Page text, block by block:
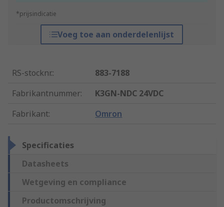
*prijsindicatie
Voeg toe aan onderdelenlijst
RS-stocknr.:
883-7188
Fabrikantnummer:
K3GN-NDC 24VDC
Fabrikant: Omron
Specificaties
Datasheets
Wetgeving en compliance
Productomschrijving